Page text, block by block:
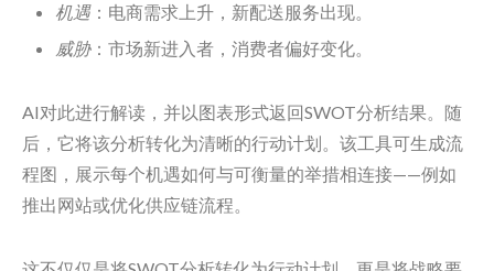
机遇：电商需求上升，新配送服务出现。
威胁：市场新进入者，消费者偏好变化。
AI对此进行解读，并以图表形式返回SWOT分析结果。随
后，它将该分析转化为清晰的行动计划。该工具可生成流
程图，展示每个机遇如何与可衡量的举措相连接——例如
推出网站或优化供应链流程。